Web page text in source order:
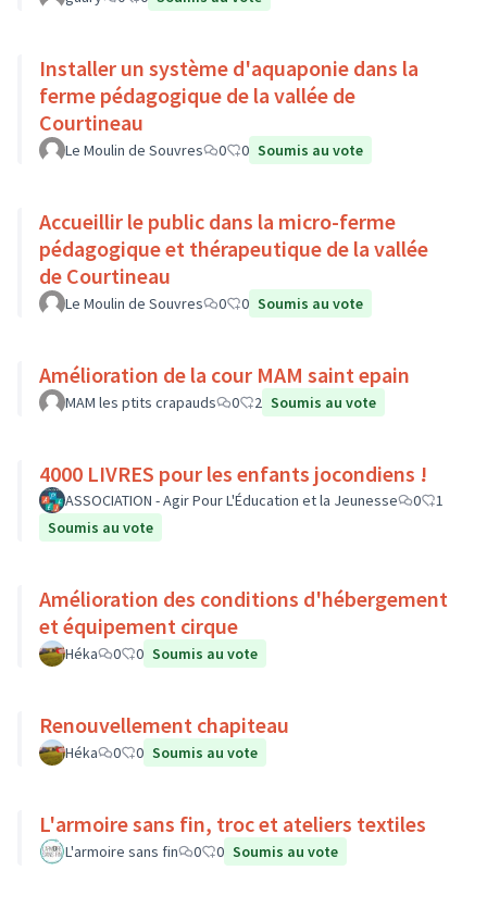
Installer un système d'aquaponie dans la
ferme pédagogique de la vallée de
Courtineau
Le Moulin de Souvres 0 0 Soumis au vote
Accueillir le public dans la micro-ferme
pédagogique et thérapeutique de la vallée
de Courtineau
Le Moulin de Souvres 0 0 Soumis au vote
Amélioration de la cour MAM saint epain
MAM les ptits crapauds 0 2 Soumis au vote
4000 LIVRES pour les enfants jocondiens !
ASSOCIATION - Agir Pour L'Éducation et la Jeunesse 0
1
Soumis au vote
Amélioration des conditions d'hébergement
et équipement cirque
Héka 0 0 Soumis au vote
Renouvellement chapiteau
Héka 0 0 Soumis au vote
L'armoire sans fin, troc et ateliers textiles
L'armoire sans fin 0 0 Soumis au vote